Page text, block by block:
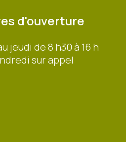
d'ouverture
jeudi de 8 h30 à 16 h
sur appel